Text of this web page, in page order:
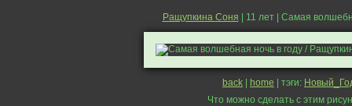
Ращупкина Соня | 11 лет | Самая
back home | тэги:
Что можно сделать с этим